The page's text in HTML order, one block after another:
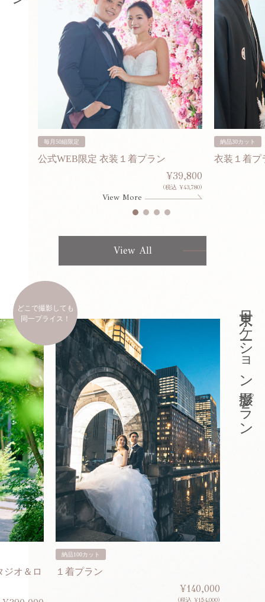
毎月50組限定
公式WEB限定 衣装１着プラン
¥39,800
(税込 ¥43,780)
View More
納品30カット
衣装１着プ
View All
どこで撮影しても
同一プライス！
ジオ＆ロ
納品100カット
１着プラン
¥140,000
(税込 ¥154,000)
東京ロケーション撮影プラン